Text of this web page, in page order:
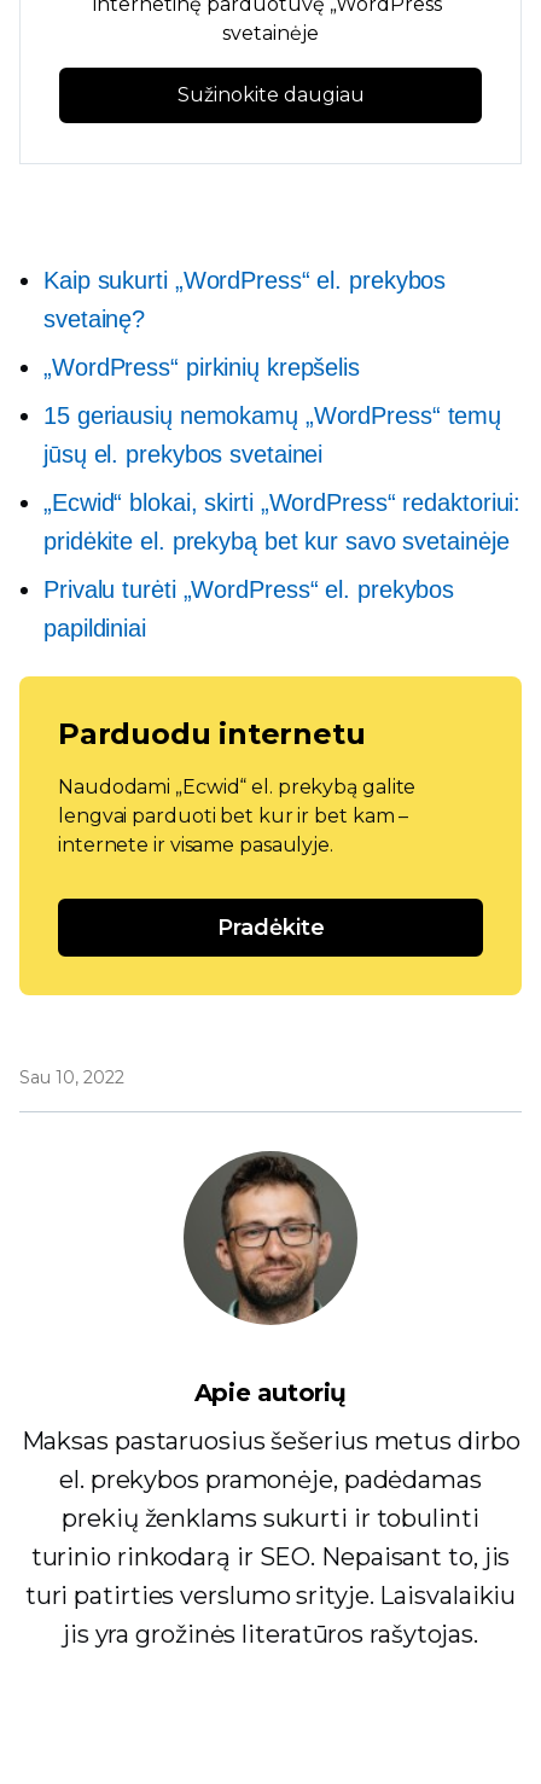
svetainėje
Sužinokite daugiau
Kaip sukurti „WordPress“ el. prekybos
svetainę?
„WordPress“ pirkinių krepšelis
15 geriausių nemokamų „WordPress“ temų
jūsų el. prekybos svetainei
„Ecwid“ blokai, skirti „WordPress“ redaktoriui:
pridėkite el. prekybą bet kur savo svetainėje
Privalu turėti„WordPress“ el. prekybos
papildiniai
Parduodu internetu
Naudodami „Ecwid“ el. prekybą galite
lengvai parduoti bet kur ir bet kam –
internete ir visame pasaulyje.
Pradėkite
Sau 10, 2022
Apie autorių
Maksas pastaruosius šešerius metus dirbo
el. prekybos pramonėje, padėdamas
prekių ženklams sukurti ir tobulinti
turinio rinkodarą ir SEO. Nepaisant to, jis
turi patirties verslumo srityje. Laisvalaikiu
jis yra grožinės literatūros rašytojas.